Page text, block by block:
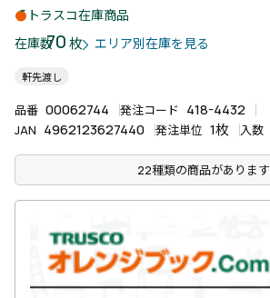
トラスコ在庫商品
在庫数70枚 エリア別在庫を見る
軒先渡し
品番 00062744 発注コード 418-4432
JAN 4962123627440 発注単位 1枚 入数
22種類の商品があります